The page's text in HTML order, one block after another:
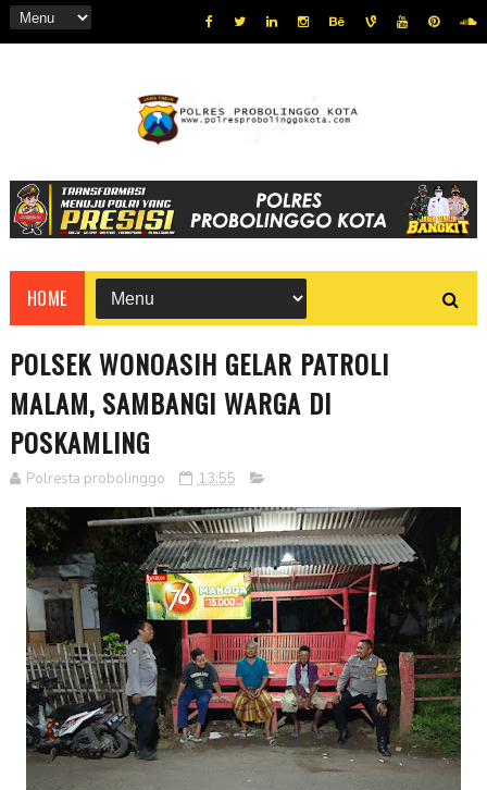
HOME
POLSEK WONOASIH GELAR PATROLI
MALAM, SAMBANGI WARGA DI
POSKAMLING
Polresta probolinggo 13:55